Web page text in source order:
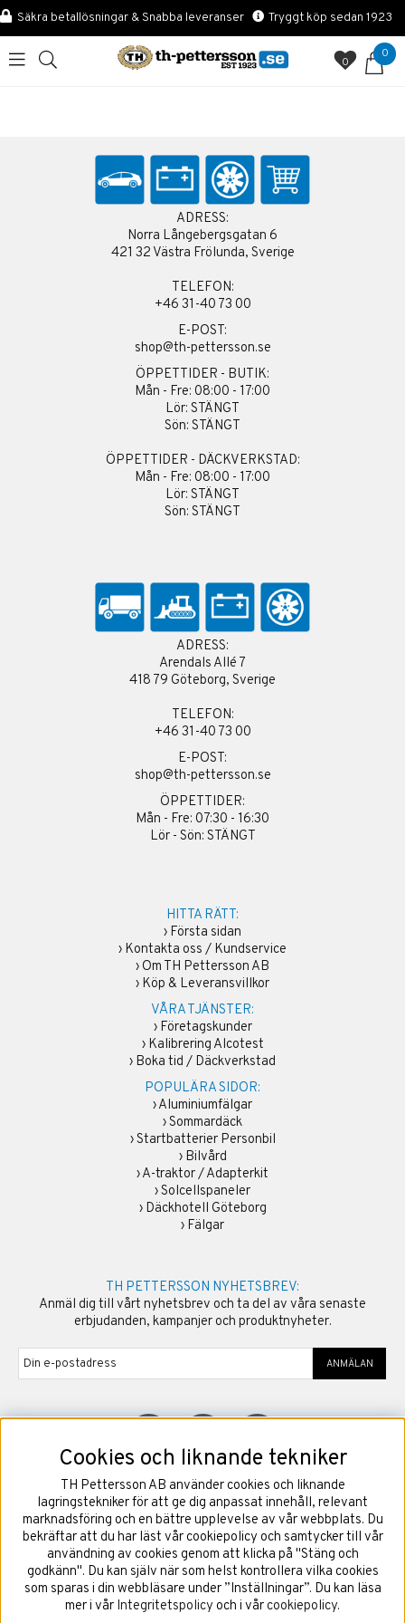
Säkra betallösningar & Snabba leveranser Tryggt köp sedan 1923
0
0
ADRESS:
Norra Långebergsgatan 6
421 32 Västra Frölunda, Sverige
TELEFON:
+46 31-40 73 00
E-POST:
shop@th-pettersson.se
ÖPPETTIDER - BUTIK:
Mån - Fre: 08:00 - 17:00
Lör: STÄNGT
Sön: STÄNGT
ÖPPETTIDER - DÄCKVERKSTAD:
Mån - Fre: 08:00 - 17:00
Lör: STÄNGT
Sön: STÄNGT
ADRESS:
Arendals Allé 7
418 79 Göteborg, Sverige
TELEFON:
+46 31-40 73 00
E-POST:
shop@th-pettersson.se
ÖPPETTIDER:
Mån - Fre: 07:30 - 16:30
Lör - Sön: STÄNGT
HITTA RÄTT:
› Första sidan
› Kontakta oss / Kundservice
› Om TH Pettersson AB
› Köp & Leveransvillkor
VÅRA TJÄNSTER:
› Företagskunder
› Kalibrering Alcotest
› Boka tid / Däckverkstad
POPULÄRA SIDOR:
›Aluminiumfälgar
›Sommardäck
›Startbatterier Personbil
› Bilvård
›A-traktor / Adapterkit
›Solcellspaneler
› Däckhotell Göteborg
› Fälgar
TH PETTERSSON NYHETSBREV:
Anmäl dig till vårt nyhetsbrev och ta del av våra senaste
erbjudanden, kampanjer och produktnyheter.
ANMÄLAN
©2026Copyright TH Pettersson AB
Cookies och liknande tekniker
TH Pettersson AB använder cookies och liknande
lagringstekniker för att ge dig anpassat innehåll, relevant
marknadsföring och en bättre upplevelse av vår webbplats. Du
bekräftar att du har läst vår cookiepolicy och samtycker till vår
användning av cookies genom att klicka på "Stäng och
godkänn". Du kan själv när som helst kontrollera vilka cookies
som sparas i din webbläsare under ”Inställningar”. Du kan läsa
mer i vår Integritetspolicy och i vår cookiepolicy.